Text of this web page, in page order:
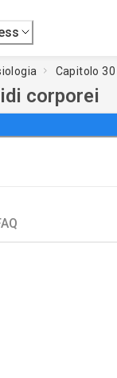
Capitolo
corporei